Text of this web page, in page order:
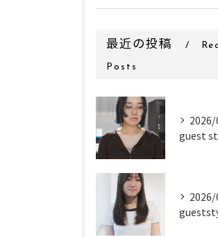
最近の投稿
Posts
guest